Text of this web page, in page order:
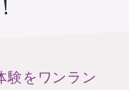
験をワンラン